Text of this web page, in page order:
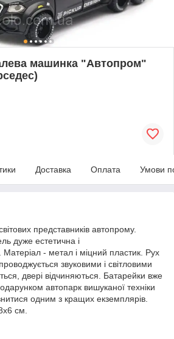
машинка "Автопром"
Доставка Оплата Умови
представників автопрому.
дуже естетична і
Матеріал - метал і міцний пластик. Рух
звуковими і світловими
двері відчиняються. Батарейки вже
автопарк вишуканої техніки
одним з кращих екземплярів.
см.